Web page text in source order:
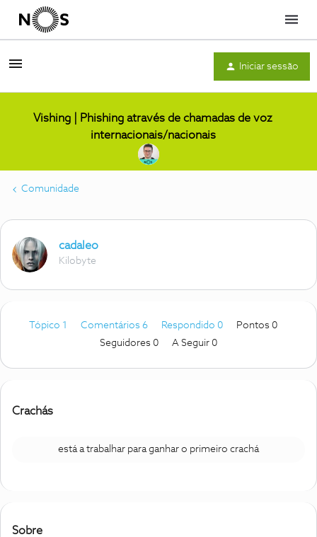
Menu
Iniciar sessão
Vishing | Phishing através de chamadas de voz
internacionais/nacionais
Comunidade
cadaleo
Kilobyte
Tópico 1 Comentários 6 Respondido 0
Pontos 0
Seguidores 0 A Seguir 0
Crachás
está a trabalhar para ganhar o primeiro crachá
Sobre